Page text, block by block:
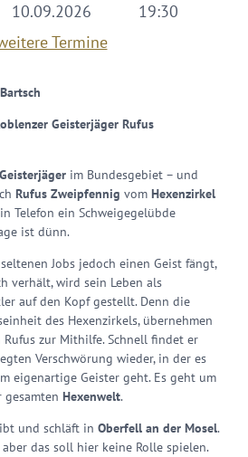
10.09.2026
Termine
19:30
Geisterjäger Rufus
Geisterjäger im Bundesgebiet – und
Rufus Zweipfennig vom Hexenzirkel
Telefon ein Schweigegelübde
ist dünn.
Jobs jedoch einen Geist fängt,
verhält, wird sein Leben als
auf den Kopf gestellt. Denn die
des Hexenzirkels, übernehmen
zur Mithilfe. Schnell findet er
Verschwörung wieder, in der es
eigenartige Geister geht. Es geht um
gesamten Hexenwelt.
und schläft in Oberfell an der Mosel.
das soll hier keine Rolle spielen.